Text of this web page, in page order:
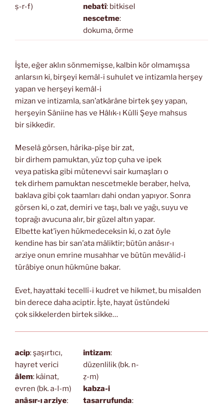
ṣ-r-f)
nebatî: bitkisel
nescetme:
dokuma, örme
İşte, eğer aklın sönmemişse, kalbin kör olmamışsa
anlarsın ki, birşeyi kemâl-i suhulet ve intizamla herşey
yapan ve herşeyi kemâl-i
mizan ve intizamla, san’atkârâne birtek şey yapan,
herşeyin Sâniine has ve Hâlık-ı Külli Şeye mahsus
bir sikkedir.
Meselâ görsen, hârika-pîşe bir zat,
bir dirhem pamuktan, yüz top çuha ve ipek
veya patiska gibi mütenevvi sair kumaşları o
tek dirhem pamuktan nescetmekle beraber, helva,
baklava gibi çok taamları dahi ondan yapıyor. Sonra
görsen ki, o zat, demiri ve taşı, balı ve yağı, suyu ve
toprağı avucuna alır, bir güzel altın yapar.
Elbette kat’iyen hükmedeceksin ki, o zat öyle
kendine has bir san’ata mâliktir; bütün anâsır-ı
arziye onun emrine musahhar ve bütün mevâlid-i
türâbiye onun hükmüne bakar.
Evet, hayattaki tecellî-i kudret ve hikmet, bu misalden
bin derece daha aciptir. İşte, hayat üstündeki
çok sikkelerden birtek sikke…
acip: şaşırtıcı,
hayret verici
âlem: kâinat,
evren (bk. a-l-m)
anâsır-ı arziye:
intizam:
düzenlilik (bk. n-
ẓ-m)
kabza-i
tasarrufunda: